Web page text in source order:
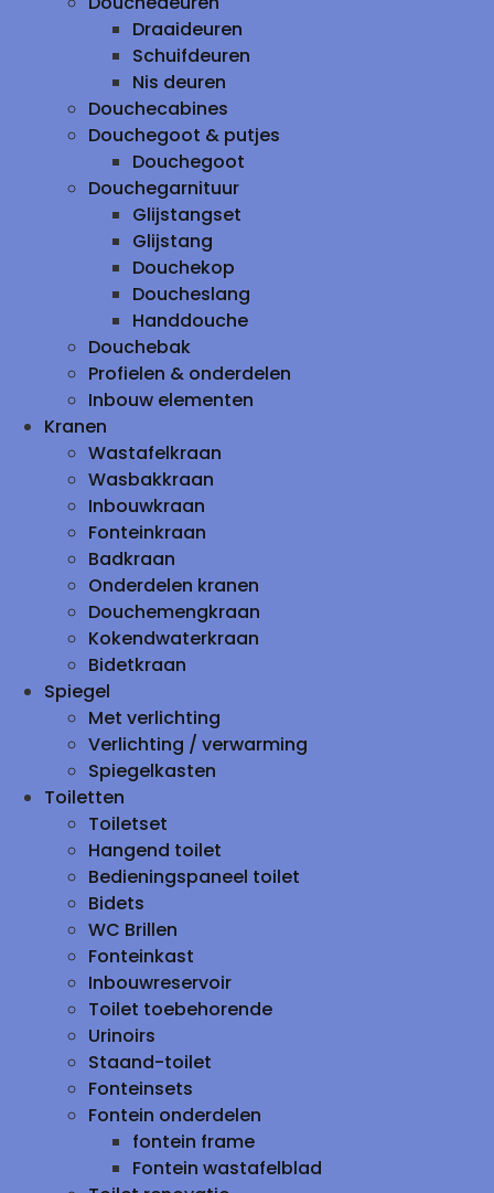
Draaideuren
Schuifdeuren
Nis deuren
Douchecabines
Douchegoot & putjes
Douchegoot
Douchegarnituur
Glijstangset
Glijstang
Douchekop
Doucheslang
Handdouche
Douchebak
Profielen & onderdelen
Inbouw elementen
Kranen
Wastafelkraan
Wasbakkraan
Inbouwkraan
Fonteinkraan
Badkraan
Onderdelen kranen
Douchemengkraan
Kokendwaterkraan
Bidetkraan
Spiegel
Met verlichting
Verlichting / verwarming
Spiegelkasten
Toiletten
Toiletset
Hangend toilet
Bedieningspaneel toilet
Bidets
WC Brillen
Fonteinkast
Inbouwreservoir
Toilet toebehorende
Urinoirs
Staand-toilet
Fonteinsets
Fontein onderdelen
fontein frame
Fontein wastafelblad